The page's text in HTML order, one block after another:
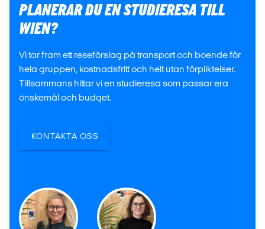
PLANERAR DU EN STUDIERESA TILL
WIEN?
Vi tar fram ett reseförslag på transport och boende för
hela gruppen, kostnadsfritt och helt utan förpliktelser.
Tillsammans hittar vi en studieresa som passar era
önskemål och budget.
KONTAKTA OSS